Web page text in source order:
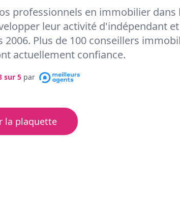
professionnels en immobilier dans
leur activité d'indépendant
2006. Plus de 100 conseillers
actuellement confiance.
sur 5 par
la plaquette